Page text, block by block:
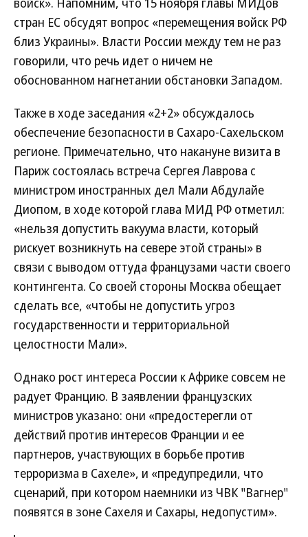
стран ЕС обсудят вопрос «перемещения войск РФ
близ Украины». Власти России между тем не раз
говорили, что речь идет о ничем не
обоснованном нагнетании обстановки Западом.
Также в ходе заседания «2+2» обсуждалось
обеспечение безопасности в Сахаро-Сахельском
регионе. Примечательно, что накануне визита в
Париж состоялась встреча Сергея Лаврова с
министром иностранных дел Мали Абдулайе
Диопом, в ходе которой глава МИД РФ отметил:
«нельзя допустить вакуума власти, который
рискует возникнуть на севере этой страны» в
связи с выводом оттуда французами части своего
контингента. Со своей стороны Москва обещает
сделать все, «чтобы не допустить угроз
государственности и территориальной
целостности Мали».
Однако рост интереса России к Африке совсем не
радует Францию. В заявлении французских
министров указано: они «предостерегли от
действий против интересов Франции и ее
партнеров, участвующих в борьбе против
терроризма в Сахеле», и «предупредили, что
сценарий, при котором наемники из ЧВК "Вагнер"
появятся в зоне Сахеля и Сахары, недопустим».